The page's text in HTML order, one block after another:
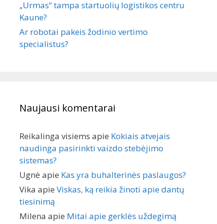
„Urmas“ tampa startuolių logistikos centru
Kaune?
Ar robotai pakeis žodinio vertimo
specialistus?
Naujausi komentarai
Reikalinga visiems apie Kokiais atvejais
naudinga pasirinkti vaizdo stebėjimo
sistemas?
Ugnė apie Kas yra buhalterinės paslaugos?
Vika apie Viskas, ką reikia žinoti apie dantų
tiesinimą
Milena apie Mitai apie gerklės uždegimą